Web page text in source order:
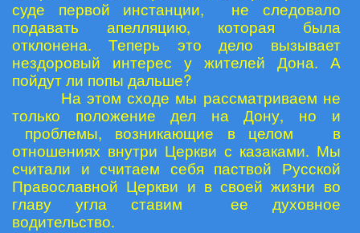
суде первой инстанции, не следовало
подавать апелляцию, которая была
отклонена. Теперь это дело вызывает
нездоровый интерес у жителей Дона. А
пойдут ли попы дальше?
На этом сходе мы рассматриваем не
только положение дел на Дону, но и
проблемы, возникающие в целом в
отношениях внутри Церкви с казаками. Мы
считали и считаем себя паствой Русской
Православной Церкви и в своей жизни во
главу угла ставим ее духовное
водительство.